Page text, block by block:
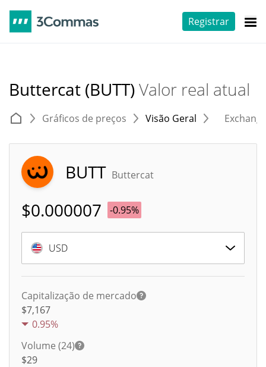
Registrar
Buttercat (BUTT)Valor real atual
Gráficos de preços Visão Geral
BUTT Buttercat
$0.000007 -0.95%
USD
Capitalização de mercado
$7,167
0.95%
Volume (24)
$29